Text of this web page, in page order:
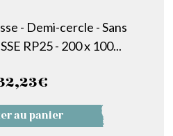
- Demi-cercle - Sans
RP25 - 200 x 100...
€
au panier